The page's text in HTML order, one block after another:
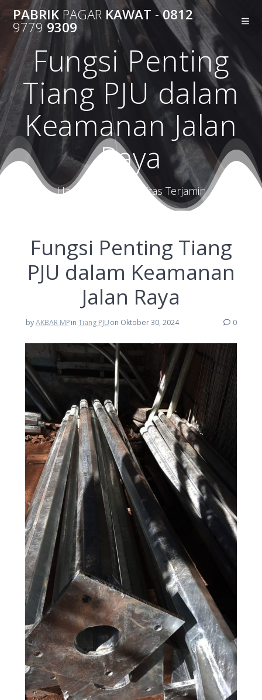
Skip
to
content
PABRIK PAGAR KAWAT -0812
97799309
Fungsi Penting
Tiang PJU dalam
Keamanan Jalan
Raya
Harga Terbaik Kualitas Terjamin
Fungsi Penting Tiang
PJU dalam Keamanan
Jalan Raya
byAKBAR MPin Tiang PJUon Oktober 30, 2024 0